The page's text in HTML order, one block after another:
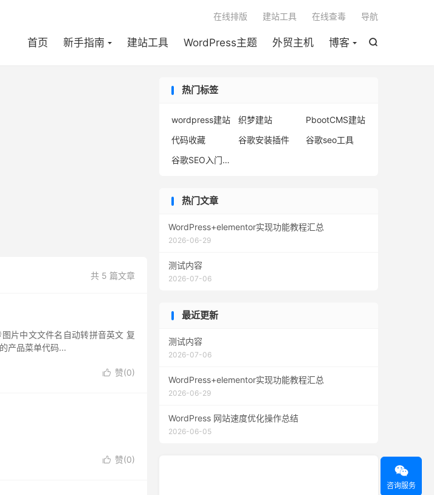

首页 新手指南 建站工具 WordPress主题 外贸主机 博客
在线排版 建站工具 在线查毒 导航
共 5 篇文章
片中文文件名自动转拼音英文 复
产品菜单代码...
 赞(0)
 赞(0)
热门标签
wordpress建站 织梦建站
PbootCMS建站
代码收藏
谷歌安装插件
谷歌seo工具
谷歌SEO入门到精通
热门文章
WordPress+elementor实现功能教程汇总
2026-06-29
测试内容
2026-07-06
最近更新
测试内容
2026-07-06
WordPress+elementor实现功能教程汇总
2026-06-29
WordPress 网站速度优化操作总结
2026-06-05

咨询服务